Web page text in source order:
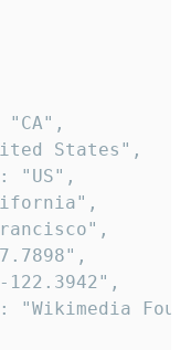
"CA",
States",
"US",
122.3942",
"Wikimedia